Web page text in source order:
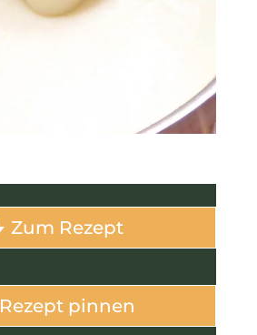
Zum Rezept
Rezept pinnen